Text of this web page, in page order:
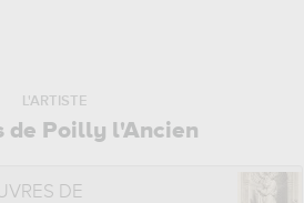
L'ARTISTE
de Poilly l'Ancien
DE